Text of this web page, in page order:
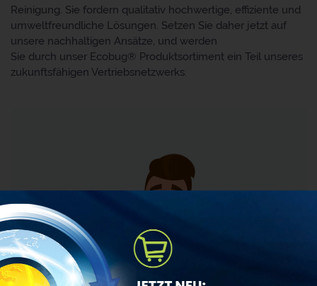
Reinigung. Sie fordern qualitativ hochwertige, effiziente und
umweltfreundliche Lösungen. Setzen Sie daher jetzt auf
unsere nachhaltigen Ansätze, und werden
Sie durch unser Ecobug® Produktsortiment ein Teil unseres
zukunftsfähigen Vertriebsnetzwerks.